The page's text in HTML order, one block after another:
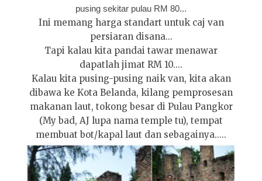
pusing sekitar pulau RM 80...
Ini memang harga standart untuk caj van
persiaran disana...
Tapi kalau kita pandai tawar menawar
dapatlah jimat RM 10....
Kalau kita pusing-pusing naik van, kita akan
dibawa ke Kota Belanda, kilang pemprosesan
makanan laut, tokong besar di Pulau Pangkor
(My bad, AJ lupa nama temple tu), tempat
membuat bot/kapal laut dan sebagainya.....